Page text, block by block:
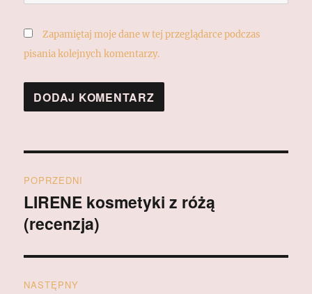
Zapamiętaj moje dane w tej przeglądarce podczas
pisania kolejnych komentarzy.
wpisu
POPRZEDNI
Poprzedni
wpis:
LIRENE kosmetyki z różą
(recenzja)
NASTĘPNY